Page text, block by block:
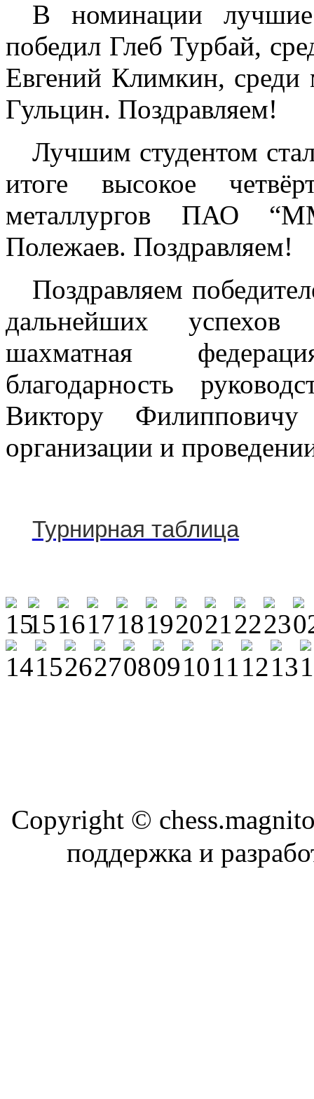
В номинации
победил Глеб Турбай,
Евгений Климкин,
Гульцин. Поздравляем!
Лучшим студентом
итоге высокое
металлургов ПАО
Полежаев. Поздравляем!
Поздравляем
дальнейших
шахматная
благодарность
Виктору
организации и
Турнирная таблица
Copyright ©
поддержка и